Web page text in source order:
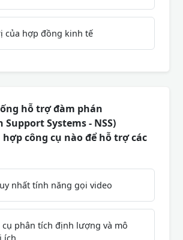
của hợp đồng kinh tế
hỗ trợ đàm phán
Systems - NSS)
công cụ nào để hỗ trợ các
nhất tính năng gọi video
cụ phân tích định lượng và mô